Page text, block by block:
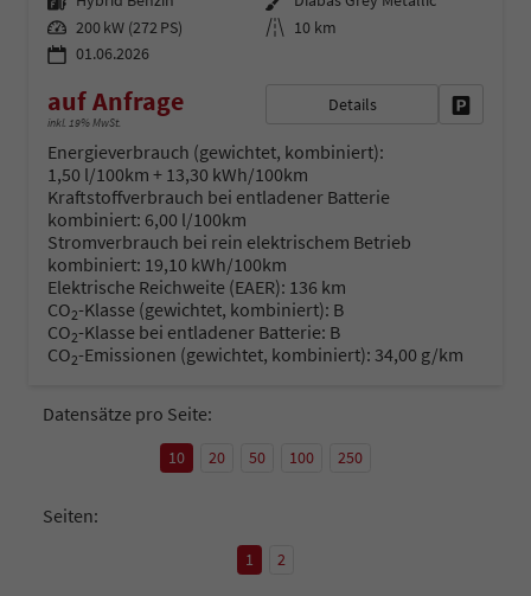
Leistung 200 kW (272 PS) Kilometerstand 10 km
01.06.2026
auf Anfrage
inkl. 19% MwSt.
Details
Energieverbrauch (gewichtet, kombiniert):
1,50 l/100km + 13,30 kWh/100km
Kraftstoffverbrauch bei entladener Batterie
kombiniert: 6,00 l/100km
Stromverbrauch bei rein elektrischem Betrieb
kombiniert: 19,10 kWh/100km
Elektrische Reichweite (EAER): 136 km
CO2-Klasse (gewichtet, kombiniert): B
CO2-Klasse bei entladener Batterie: B
CO2-Emissionen (gewichtet, kombiniert): 34,00 g/km
Datensätze pro Seite:
10 20 50 100 250
Seiten:
1 2